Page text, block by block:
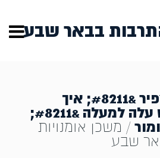
בבאר שבע
טוביה צפיר &#8211; איך
הפשפש עלה למעלה &#8211;
/ משכן אומנויות
שבע